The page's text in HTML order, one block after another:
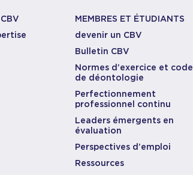
MEMBRES ET ÉTUDIANTS
devenir un CBV
Bulletin CBV
Normes d’exercice et code
de déontologie
Perfectionnement
professionnel continu
Leaders émergents en
évaluation
Perspectives d’emploi
Ressources